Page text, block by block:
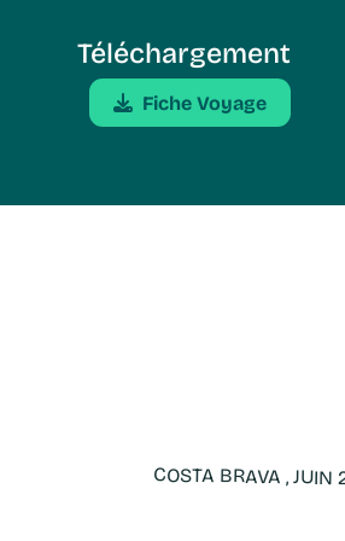
Téléchargement
Fiche Voyage
COSTA BRAVA ,